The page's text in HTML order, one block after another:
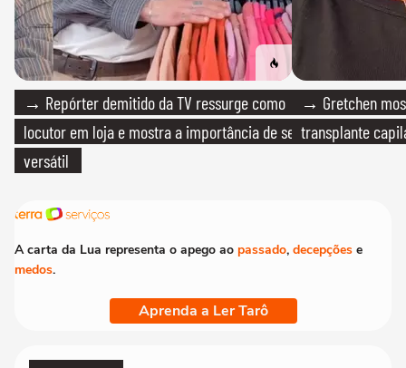
→ Repórter demitido da TV ressurge como
locutor em loja e mostra a importância de ser
versátil
→ Gretchen
transplante
A carta da Lua representa o apego ao passado, decepções e
medos.
Aprenda a Ler Tarô